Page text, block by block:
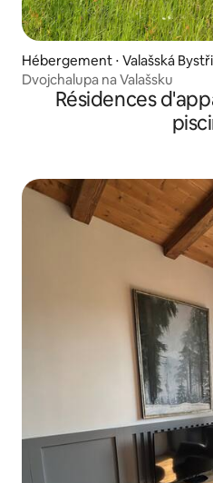
Hébergement ⋅ Valašská
Dvojchalupa na Valašsku
Résidences